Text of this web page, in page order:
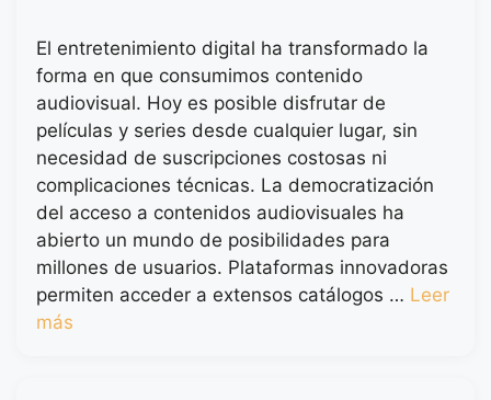
El entretenimiento digital ha transformado la
forma en que consumimos contenido
audiovisual. Hoy es posible disfrutar de
películas y series desde cualquier lugar, sin
necesidad de suscripciones costosas ni
complicaciones técnicas. La democratización
del acceso a contenidos audiovisuales ha
abierto un mundo de posibilidades para
millones de usuarios. Plataformas innovadoras
permiten acceder a extensos catálogos … Leer
más